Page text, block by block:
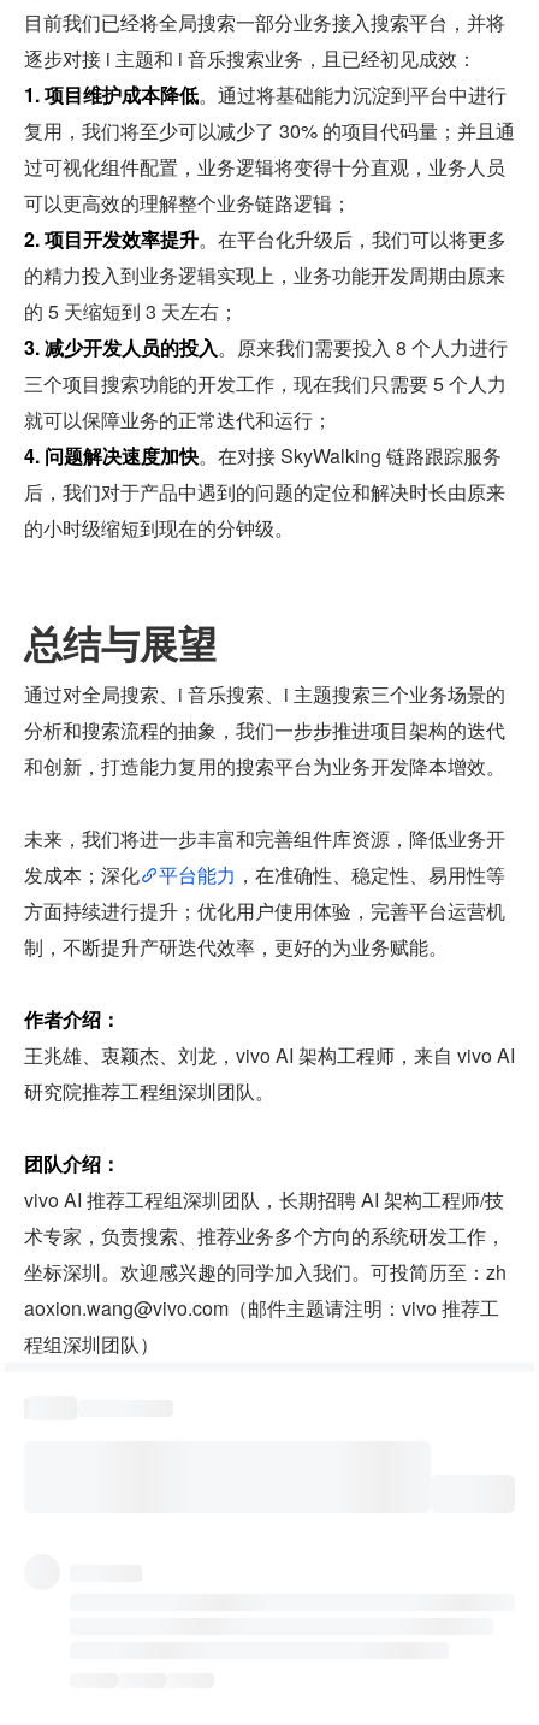
目前我们已经将全局搜索一部分业务接入搜索平台，并将
逐步对接 i 主题和 i 音乐搜索业务，且已经初见成效：
1. 项目维护成本降低。通过将基础能力沉淀到平台中进行
复用，我们将至少可以减少了 30% 的项目代码量；并且通
过可视化组件配置，业务逻辑将变得十分直观，业务人员
可以更高效的理解整个业务链路逻辑；
2. 项目开发效率提升。在平台化升级后，我们可以将更多
的精力投入到业务逻辑实现上，业务功能开发周期由原来
的 5 天缩短到 3 天左右；
3. 减少开发人员的投入。原来我们需要投入 8 个人力进行
三个项目搜索功能的开发工作，现在我们只需要 5 个人力
就可以保障业务的正常迭代和运行；
4. 问题解决速度加快。在对接 SkyWalking 链路跟踪服务
后，我们对于产品中遇到的问题的定位和解决时长由原来
的小时级缩短到现在的分钟级。
总结与展望
通过对全局搜索、i 音乐搜索、i 主题搜索三个业务场景的
分析和搜索流程的抽象，我们一步步推进项目架构的迭代
和创新，打造能力复用的搜索平台为业务开发降本增效。
未来，我们将进一步丰富和完善组件库资源，降低业务开
发成本；深化
平台能力 ，在准确性、稳定性、易用性等
方面持续进行提升；优化用户使用体验，完善平台运营机
制，不断提升产研迭代效率，更好的为业务赋能。
作者介绍：
王兆雄、衷颖杰、刘龙，vivo AI 架构工程师，来自 vivo AI
研究院推荐工程组深圳团队。
团队介绍：
vivo AI 推荐工程组深圳团队，长期招聘 AI 架构工程师/技
术专家，负责搜索、推荐业务多个方向的系统研发工作，
坐标深圳。欢迎感兴趣的同学加入我们。可投简历至：zh
aoxion.wang@vivo.com（邮件主题请注明：vivo 推荐工
程组深圳团队）